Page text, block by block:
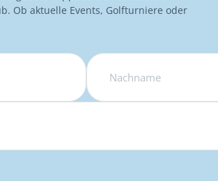
Ob aktuelle Events, Golfturniere oder